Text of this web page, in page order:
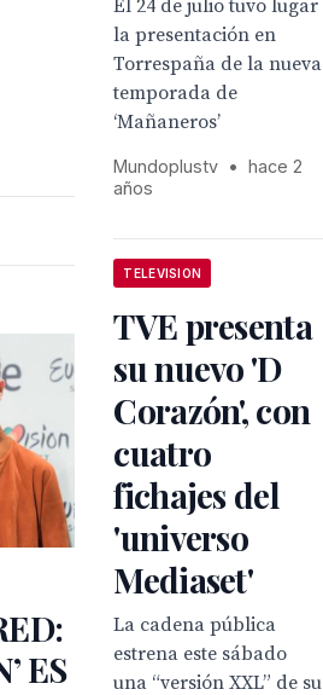
ES
El 24 de julio tuvo lugar
la presentación en
Torrespaña de la nueva
temporada de
‘Mañaneros’
Mundoplustv •
hace 2
años
TELEVISION
TVE presenta
su nuevo 'D
Corazón', con
cuatro
fichajes del
'universo
Mediaset'
La cadena pública
estrena este sábado
una “versión XXL” de su